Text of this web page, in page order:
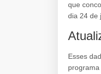
que
dia 24 de
Esses